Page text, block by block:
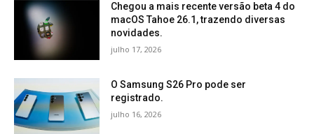
Chegou a mais recente versão beta 4 do
macOS Tahoe 26.1, trazendo diversas
novidades.
julho 17, 2026
O Samsung S26 Pro pode ser
registrado.
julho 16, 2026